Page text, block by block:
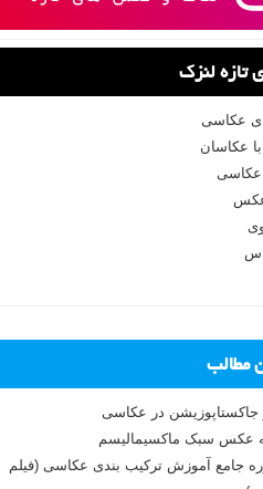
تازه لنزک
عکاسی
عکاسان
عکاسی
مطالب
جاکستا‌پوزیشن در عکاسی
جامع آموزش ترکیب بندی عکاسی (فیلم